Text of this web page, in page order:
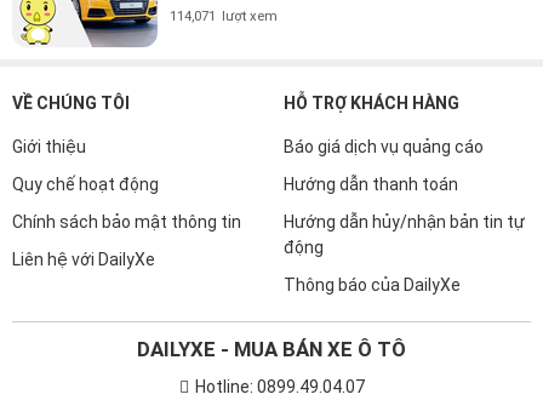
114,071 lượt xem
VỀ CHÚNG TÔI
Giới thiệu
Quy chế hoạt động
Chính sách bảo mật thông tin
Liên hệ với DailyXe
HỖ TRỢ KHÁCH HÀNG
Báo giá dịch vụ quảng cáo
Hướng dẫn thanh toán
Hướng dẫn hủy/nhận bản tin tự
động
Thông báo của DailyXe
DAILYXE - MUA BÁN XE Ô TÔ
Hotline: 0899.49.04.07